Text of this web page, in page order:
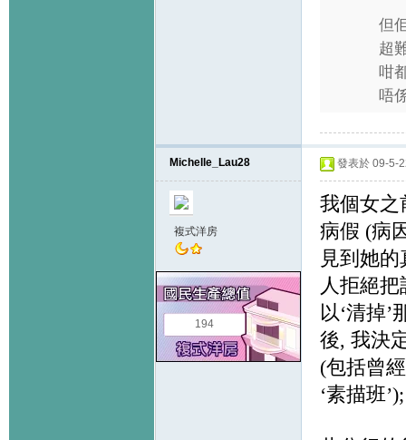
但
超
咁
唔
Michelle_Lau28
複式洋房
194
發表於 09-5-
我個女之
病假 (病
見到她
人拒絕
以‘清掉’
後, 我決
(包括曾
‘素描班